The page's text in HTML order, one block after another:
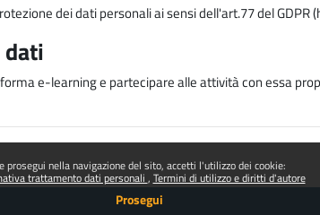
prosegui nella navigazione del sito, accetti l'utilizzo dei cookie:
trattamento dati personali Termini di utilizzo e diritti d'autore
Prosegui
dei dati personali ai sensi dell'art.77 del GDPR
e-learning e partecipare alle attività con essa